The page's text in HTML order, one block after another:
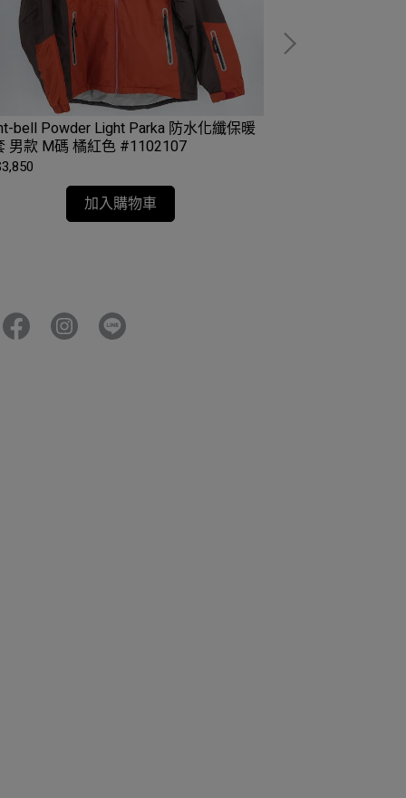
bell Powder Light Parka 防水化纖保暖
男款 M碼 橘紅色 #1102107
加入購物車